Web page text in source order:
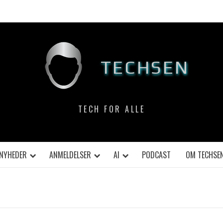
TECHSEN
TECH FOR ALLE
NYHEDER ANMELDELSER AI PODCAST OM